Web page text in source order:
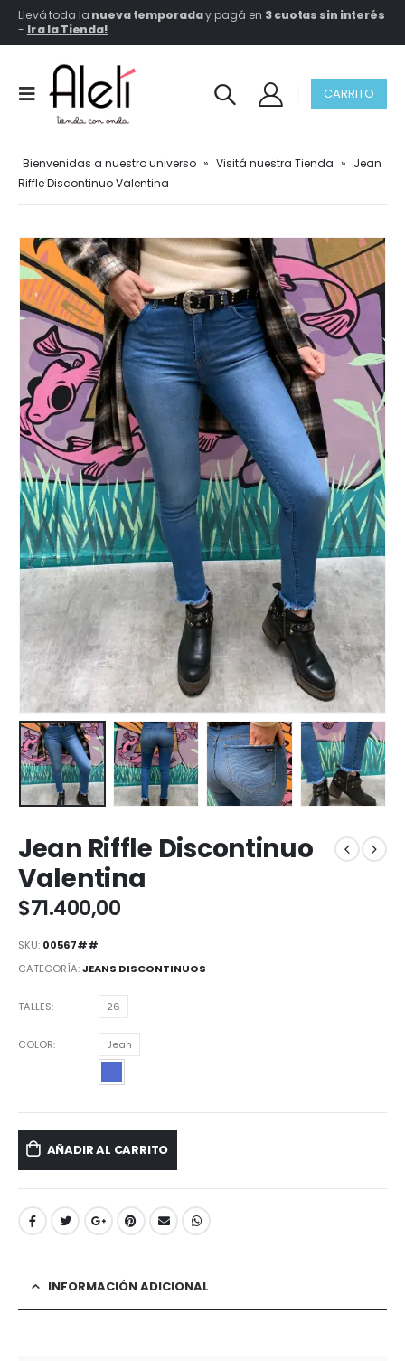
Llevá toda la nueva temporaday pagá en 3 cuotas sin interés
- Ir a la Tienda!
CARRITO
Bienvenidas a nuestro universo » Visitá nuestra Tienda » Jean
Riffle Discontinuo Valentina
Jean Riffle Discontinuo
Valentina
$71.400,00
SKU: 00567##
CATEGORÍA:JEANS DISCONTINUOS
TALLES 26
COLOR Jean
AÑADIR AL CARRITO
INFORMACIÓN ADICIONAL